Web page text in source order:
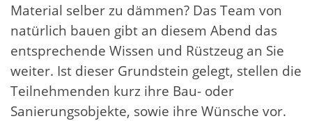
Material selber zu dämmen? Das Team von
natürlich bauen gibt an diesem Abend das
entsprechende Wissen und Rüstzeug an Sie
weiter. Ist dieser Grundstein gelegt, stellen die
Teilnehmenden kurz ihre Bau- oder
Sanierungsobjekte, sowie ihre Wünsche vor.